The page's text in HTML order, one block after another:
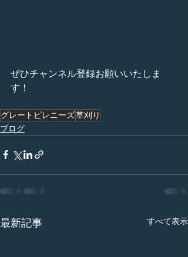
ぜひチャンネル登録お願いいたしま
す！
グレートピレニーズ草刈り
ブログ
最新記事 すべて表示